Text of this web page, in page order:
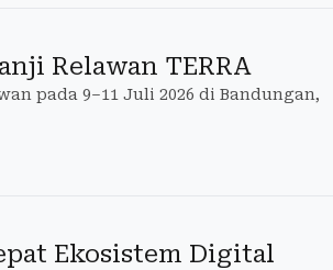
Relawan TERRA
pada 9–11 Juli 2026 di Bandungan,
Ekosistem Digital